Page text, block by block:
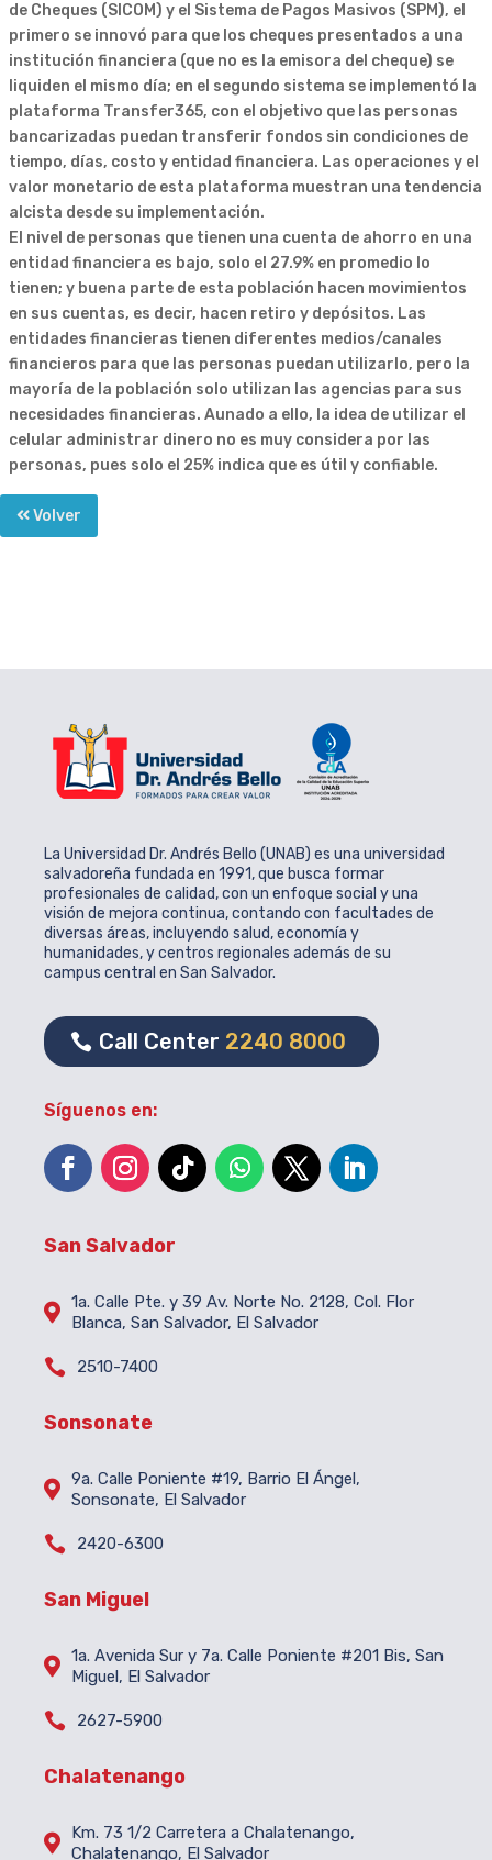
de Cheques (SICOM) y el Sistema de Pagos Masivos (SPM), el
primero se innovó para que los cheques presentados a una
institución financiera (que no es la emisora del cheque) se
liquiden el mismo día; en el segundo sistema se implementó la
plataforma Transfer365, con el objetivo que las personas
bancarizadas puedan transferir fondos sin condiciones de
tiempo, días, costo y entidad financiera. Las operaciones y el
valor monetario de esta plataforma muestran una tendencia
alcista desde su implementación.
El nivel de personas que tienen una cuenta de ahorro en una
entidad financiera es bajo, solo el 27.9% en promedio lo
tienen; y buena parte de esta población hacen movimientos
en sus cuentas, es decir, hacen retiro y depósitos. Las
entidades financieras tienen diferentes medios/canales
financieros para que las personas puedan utilizarlo, pero la
mayoría de la población solo utilizan las agencias para sus
necesidades financieras. Aunado a ello, la idea de utilizar el
celular administrar dinero no es muy considera por las
personas, pues solo el 25% indica que es útil y confiable.
Volver
La Universidad Dr. Andrés Bello (UNAB) es una universidad
salvadoreña fundada en 1991, que busca formar
profesionales de calidad, con un enfoque social y una
visión de mejora continua, contando con facultades de
diversas áreas, incluyendo salud, economía y
humanidades, y centros regionales además de su
campus central en San Salvador.
Call Center 2240 8000
Síguenos en:
San Salvador
 1a. Calle Pte. y 39 Av. Norte No. 2128, Col. Flor
Blanca, San Salvador, El Salvador
 2510-7400
Sonsonate
 9a. Calle Poniente #19, Barrio El Ángel,
Sonsonate, El Salvador
 2420-6300
San Miguel
 1a. Avenida Sur y 7a. Calle Poniente #201 Bis, San
Miguel, El Salvador
 2627-5900
Chalatenango

Km. 73 1/2 Carretera a Chalatenango,
Chalatenango, El Salvador